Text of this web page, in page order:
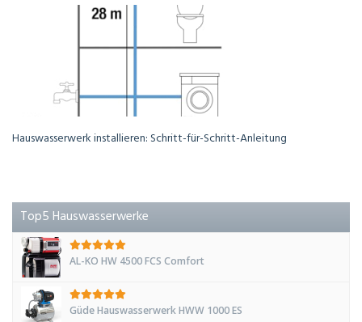
Hauswasserwerk installieren: Schritt-für-Schritt-Anleitung
Top5 Hauswasserwerke
AL-KO HW 4500 FCS Comfort
Güde Hauswasserwerk HWW 1000 ES